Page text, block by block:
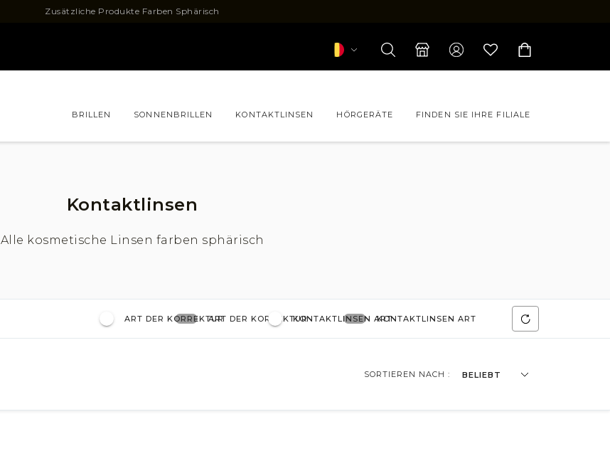
Zusätzliche Produkte Farben Sphärisch
BRILLEN SONNENBRILLEN KONTAKTLINSEN HÖRGERÄTE FINDEN SIE IHRE FILIALE
Kontaktlinsen
Alle kosmetische Linsen farben sphärisch
ART DER KORREKTURART DER KORREKTURKONTAKTLINSEN ARTKONTAKTLINSEN ART
SORTIEREN NACH : BELIEBT